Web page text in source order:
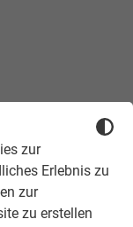
zur
Erlebnis zu
zur
zu erstellen